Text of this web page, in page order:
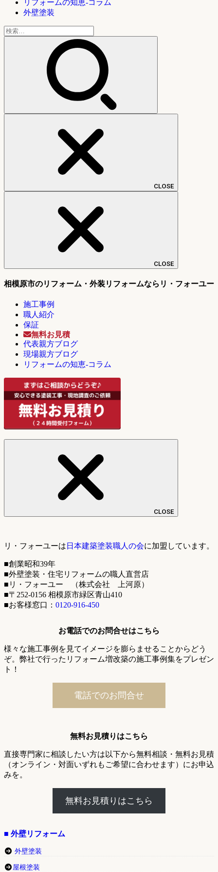
リフォームの知恵-コラム
外壁塗装
検
索:
CLOSE
CLOSE
相模原市のリフォーム・外装リフォームならリ・フォーユー
施工事例
職人紹介
保証
無料お見積
代表親方ブログ
現場親方ブログ
リフォームの知恵-コラム
CLOSE
リ・フォーユーは 日本建築塗装職人の会に加盟しています。
■創業昭和39年
■外壁塗装・住宅リフォームの職人直営店
■リ・フォーユー （株式会社 上河原）
■〒252-0156 相模原市緑区青山410
■お客様窓口： 0120-916-450
お電話でのお問合せはこちら
様々な施工事例を見てイメージを膨らませることからどう
ぞ。弊社で行ったリフォーム増改築の施工事例集をプレゼン
ト！
電話でのお問合せ
無料お見積りはこちら
直接専門家に相談したい方は以下から無料相談・無料お見積
（オンライン・対面いずれもご希望に合わせます）にお申込
みを。
無料お見積りはこちら
■ 外壁リフォーム
外壁塗装
屋根塗装